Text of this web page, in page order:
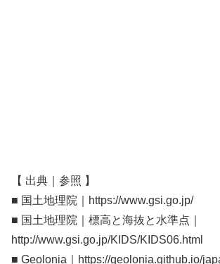
【 出典｜参照 】
■ 国土地理院｜https://www.gsi.go.jp/
■ 国土地理院｜標高と海抜と水準点｜
http://www.gsi.go.jp/KIDS/KIDS06.html
■ Geolonia｜https://geolonia.github.io/